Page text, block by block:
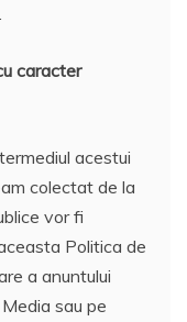
caracter
acestui
colectat de la
vor fi
Politica de
a anuntului
sau pe